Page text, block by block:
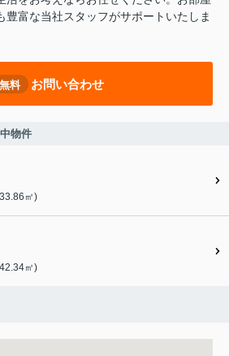
豊富な当社スタッフがサポートいたしま
無料 お問い合わせ
物件
㎡)
㎡)